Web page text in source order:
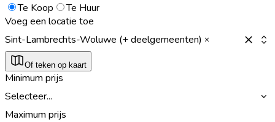
Te Koop
Te Huur
Voeg een locatie toe
Sint-Lambrechts-Woluwe (+ deelgemeenten)
Of teken op kaart
Minimum prijs
Selecteer...
Maximum prijs